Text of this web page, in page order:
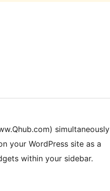
simultaneously
your WordPress site as a
within your sidebar.